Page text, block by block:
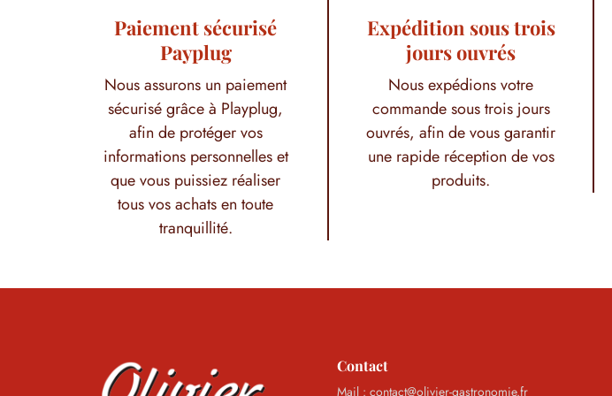
Paiement sécurisé
Payplug
Nous assurons un paiement
sécurisé grâce à Playplug,
afin de protéger vos
informations personnelles et
que vous puissiez réaliser
tous vos achats en toute
tranquillité.
Expédition sous trois
jours ouvrés
Nous expédions votre
commande sous trois jours
ouvrés, afin de vous garantir
une rapide réception de vos
produits.
Contact
Mail : contact@olivier-gastronomie.fr